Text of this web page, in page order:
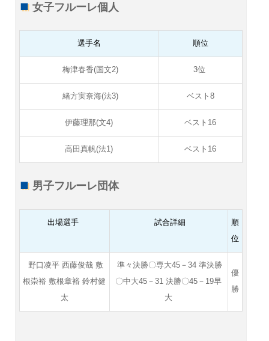
女子フルーレ個人
選手名 順位
梅津春香(国文2) 3位
緒方実奈海(法3) ベスト8
伊藤理那(文4) ベスト16
高田真帆(法1) ベスト16
男子フルーレ団体
出場選手 試合詳細
順
位
野口凌平 西藤俊哉 敷
根崇裕 敷根章裕 鈴村健
太
準々決勝〇専大45－34 準決勝
〇中大45－31 決勝〇45－19早
大
優
勝